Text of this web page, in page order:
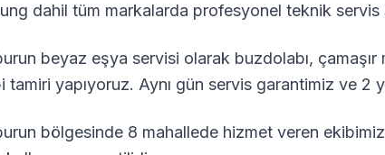
dahil tüm markalarda profesyonel teknik servis
beyaz eşya servisi olarak buzdolabı,
tamiri yapıyoruz. Aynı gün servis garantimiz ve 2
bölgesinde 8 mahallede hizmet veren